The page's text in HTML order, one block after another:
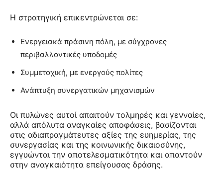
Η στρατηγική επικεντρώνεται σε:
Ενεργειακά πράσινη πόλη, με σύγχρονες
περιβαλλοντικές υποδομές
Συμμετοχική, με ενεργούς πολίτες
Ανάπτυξη συνεργατικών μηχανισμών
Οι πυλώνες αυτοί απαιτούν τολμηρές και γενναίες,
αλλά απόλυτα αναγκαίες αποφάσεις, βασίζονται
στις αδιαπραγμάτευτες αξίες της ευημερίας, της
συνεργασίας και της κοινωνικής δικαιοσύνης,
εγγυώνται την αποτελεσματικότητα και απαντούν
στην αναγκαιότητα επείγουσας δράσης.